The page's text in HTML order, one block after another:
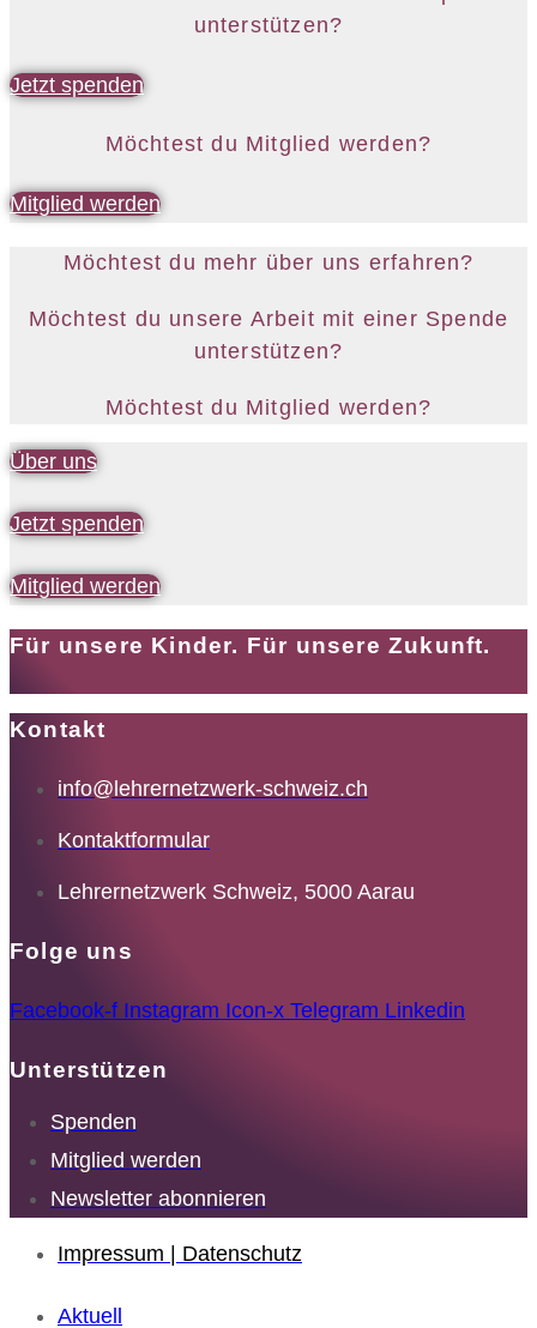
unterstützen?
Jetzt spenden
Möchtest du Mitglied werden?
Mitglied werden
Möchtest du mehr über uns erfahren?
Möchtest du unsere Arbeit mit einer Spende
unterstützen?
Möchtest du Mitglied werden?
Über uns
Jetzt spenden
Mitglied werden
Für unsere Kinder. Für unsere Zukunft.
Kontakt
info@lehrernetzwerk-schweiz.ch
Kontaktformular
Lehrernetzwerk Schweiz, 5000 Aarau
Folge uns
Facebook-f Instagram Icon-x Telegram Linkedin
Unterstützen
Spenden
Mitglied werden
Newsletter abonnieren
Impressum | Datenschutz
Aktuell